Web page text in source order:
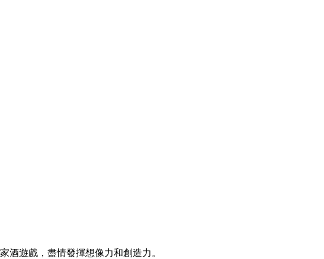
酒遊戲，盡情發揮想像力和創造力。